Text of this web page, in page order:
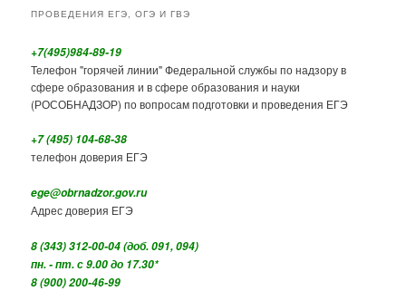
ПРОВЕДЕНИЯ ЕГЭ, ОГЭ И ГВЭ
+7(495)984-89-19
Телефон "горячей линии" Федеральной службы по надзору в
сфере образования и в сфере образования и науки
(РОСОБНАДЗОР) по вопросам подготовки и проведения ЕГЭ
+7 (495) 104-68-38
телефон доверия ЕГЭ
ege@obrnadzor.gov.ru
Адрес доверия ЕГЭ
8 (343) 312-00-04 (доб. 091, 094)
пн. - пт. с 9.00 до 17.30*
8 (900) 200-46-99